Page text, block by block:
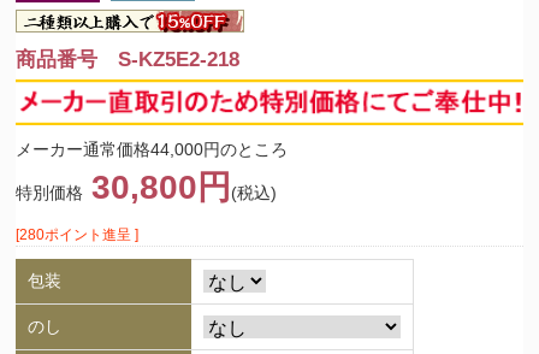
商品番号 S-KZ5E2-218
メーカー通常価格44,000円のところ
特別価格 30,800円 (税込)
[280ポイント進呈 ]
包装
のし